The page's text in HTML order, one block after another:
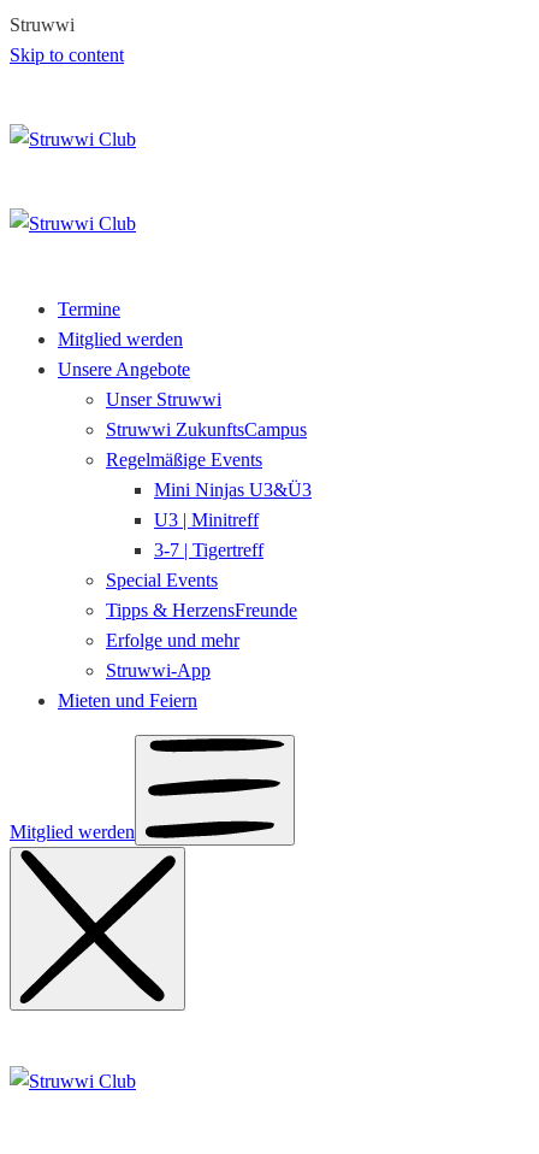
Struwwi
Skip to content
Termine
Mitglied werden
Unsere Angebote
Unser Struwwi
Struwwi ZukunftsCampus
Regelmäßige Events
Mini Ninjas U3&Ü3
U3 | Minitreff
3-7 | Tigertreff
Special Events
Tipps & HerzensFreunde
Erfolge und mehr
Struwwi-App
Mieten und Feiern
Mitglied werden